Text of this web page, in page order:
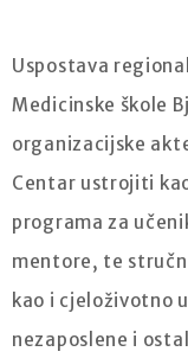
Uspostava
Medicinske škole
organizacijske
Centar ustrojiti
programa za
mentore, te
kao i cjeloživotno
nezaposlene i